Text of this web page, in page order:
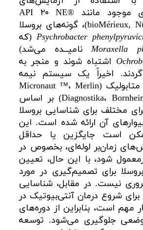
بیوشیمیایی تجاری موجود مانند API ۲۰ NE®
(bioMérieux, Nürtingen, Germany)، گونه‌های بروسلا
Psychrobacter (که
Moraxellaنامیــده می‌شد)
اشتباه شوند و منجر به
اخیراً یک سیستم نیمه
اتوماتیک بیوتایپ متابولیک (Micronaut ™، Merlin
Diagnostika، Bornheim-Hersel، Germany) بر اساس
سوبسترای مختلف برای شناسایی بروسلا
آن ارائه شده است. این
است جایگزین یا حداقل
زمان‌بر لوله‌ای، بخصوص در
شود، با این حال، تعیین
برای تصمیم‌گیری در مورد
نیست. در مقابل، شناسایی
شروع درمان آنتی‌بیوتیک در
مهم است، بنابراین از دوره‌های
جلوگیری می‌شود. توسعه